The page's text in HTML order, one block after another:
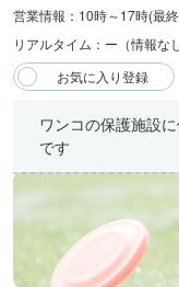
営業情報：10時～17時(最
リアルタイム：ー（情報な
ワンコの保護施設
です